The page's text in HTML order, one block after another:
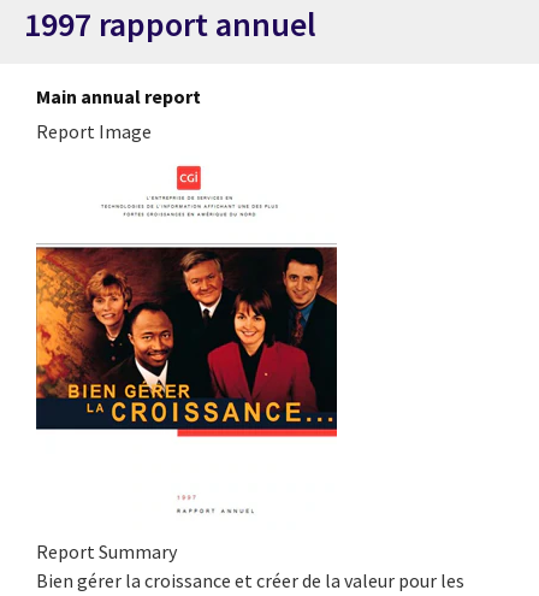
1997 rapport annuel
Main annual report
Report Image
Report Summary
Bien gérer la croissance et créer de la valeur pour les